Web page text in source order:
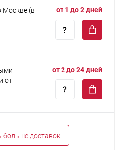
Москве (в
от 1 до 2 дней
от
от 2 до 24 дней
больше доставок